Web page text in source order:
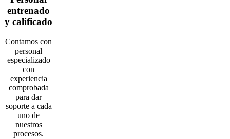
entrenado
y calificado
Contamos con
personal
especializado
con
experiencia
comprobada
para dar
soporte a cada
uno de
nuestros
procesos.